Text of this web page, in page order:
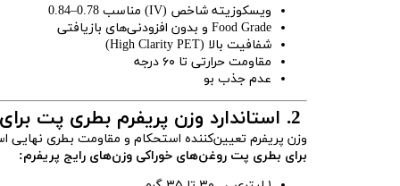
ویسکوزیته شاخص (IV) مناسب 0.78–0.84
Food Grade و بدون افزودنی‌های بازیافتی
شفافیت بالا (High Clarity PET)
مقاومت حرارتی تا ۶۰ درجه
عدم جذب بو
وزن پریفرم تعیین‌کننده استحکام و مقاومت بطری نهایی
برای بطری پت روغن‌های خوراکی وزن‌های رایج پریفرم: